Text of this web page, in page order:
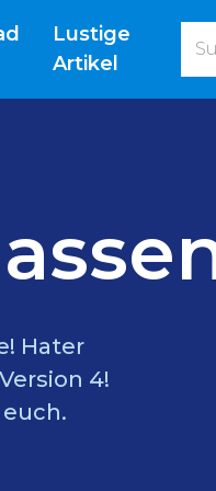
Lustige
Artikel
Hater
4!